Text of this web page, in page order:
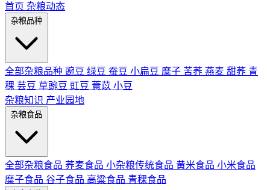
首页 杂粮动态
杂粮品种
全部杂粮品种 豌豆 绿豆 蚕豆 小扁豆 糜子 苦荞 燕麦 甜荞 青
稞 芸豆 草豌豆 豇豆 薏苡 小豆
杂粮知识 产业园地
杂粮食品
全部杂粮食品 荞麦食品 小杂粮传统食品 黄米食品 小米食品
糜子食品 谷子食品 高粱食品 青稞食品